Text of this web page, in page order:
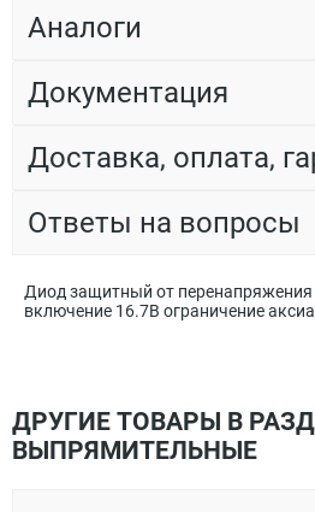
Аналоги
Документация
Доставка, оплата,
Ответы на вопросы
Диод защитный от перенапряжения
включение 16.7В ограничение
ДРУГИЕ ТОВАРЫ В
ВЫПРЯМИТЕЛЬНЫЕ